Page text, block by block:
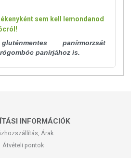
sem kell lemondanod
panírmorzsát
panírjához is.
INFORMÁCIÓK
Árak
Átvételi pontok